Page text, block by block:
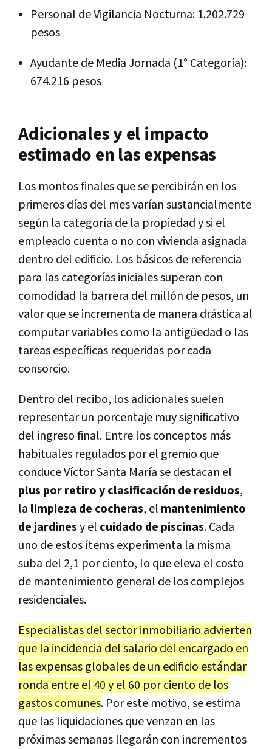
Personal de Vigilancia Nocturna: 1.202.729
pesos
Ayudante de Media Jornada (1° Categoría):
674.216 pesos
Adicionales y el impacto
estimado en las expensas
Los montos finales que se percibirán en los
primeros días del mes varían sustancialmente
según la categoría de la propiedad y si el
empleado cuenta o no con vivienda asignada
dentro del edificio. Los básicos de referencia
para las categorías iniciales superan con
comodidad la barrera del millón de pesos, un
valor que se incrementa de manera drástica al
computar variables como la antigüedad o las
tareas específicas requeridas por cada
consorcio.
Dentro del recibo, los adicionales suelen
representar un porcentaje muy significativo
del ingreso final. Entre los conceptos más
habituales regulados por el gremio que
conduce Víctor Santa María se destacan el
plus por retiro y clasificación de residuos,
la limpieza de cocheras, el mantenimiento
de jardinesy el cuidado de piscinas. Cada
uno de estos ítems experimenta la misma
suba del 2,1 por ciento, lo que eleva el costo
de mantenimiento general de los complejos
residenciales.
Especialistas del sector inmobiliario advierten
que la incidencia del salario del encargado en
las expensas globales de un edificio estándar
ronda entre el 40 y el 60 por ciento de los
gastos comunes. Por este motivo, se estima
que las liquidaciones que venzan en las
próximas semanas llegarán con incrementos